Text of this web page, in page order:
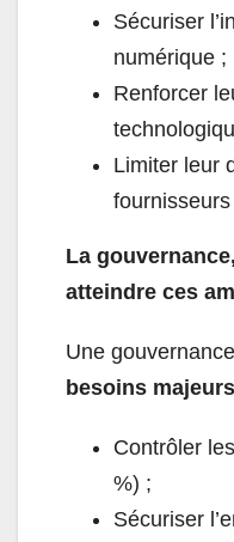
Sécuriser
numérique ;
Renforcer
Limiter leur
La
atteindre ces
Une
besoins majeurs
Contrôler
%) ;
Sécuriser